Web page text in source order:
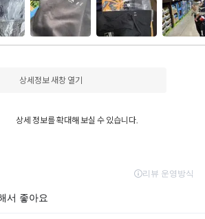
상세정보 새창 열기
상세 정보를 확대해 보실 수 있습니다.